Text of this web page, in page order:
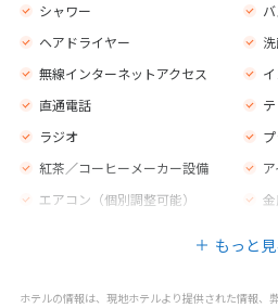
テラス
新聞
カフェ
レストラン
喫煙エリア
プールサイドのスナックバー
パラソル
マ
シャワー
ヘアドライヤー
無線インターネットアクセス
直通電話
ラジオ
紅茶／コーヒーメーカー設備
エアコン（個別調整可能）
もっと見
ホテルの情報は、現地ホテルより提供された情報、